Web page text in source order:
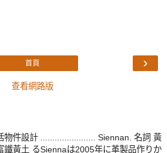
›
首頁
查看網路版
物件設計 ....................... Siennan. 名詞 黃
鐵黃土 るSiennaは2005年に革製品作りか